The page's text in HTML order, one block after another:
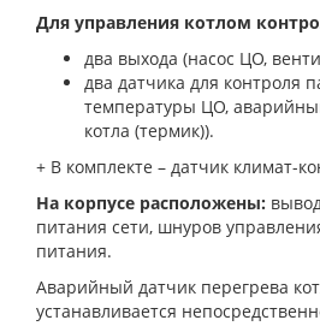
Для управления котлом
два выхода (насос ЦО,
два датчика для контроля
температуры ЦО,
котла (термик)).
+ В комплекте – датчик климат-
На корпусе расположены:
питания сети, шнуров
питания.
Аварийный датчик перегрева
устанавливается